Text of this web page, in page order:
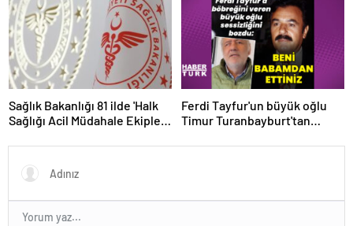
Magazin haberleri
geliştirildi | Sağlık Haberleri
Sağlık Bakanlığı 81 ilde 'Halk
Sağlığı Acil Müdahale Ekipleri'
Ferdi Tayfur'un büyük oğlu
Timur Turanbayburt'tan